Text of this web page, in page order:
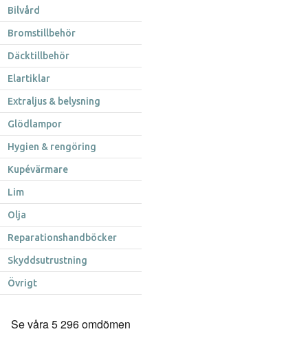
Bilvård
Bromstillbehör
Däcktillbehör
Elartiklar
Extraljus & belysning
Glödlampor
Hygien & rengöring
Kupévärmare
Lim
Olja
Reparationshandböcker
Skyddsutrustning
Övrigt